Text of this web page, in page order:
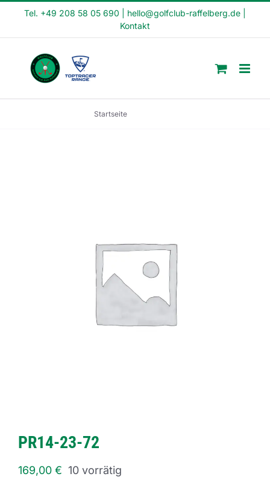
Tel. +49 208 58 05 690 hello@golfclub-raffelberg.de
Kontakt
Startseite
PR14-23-72
169,00 € 10 vorrätig